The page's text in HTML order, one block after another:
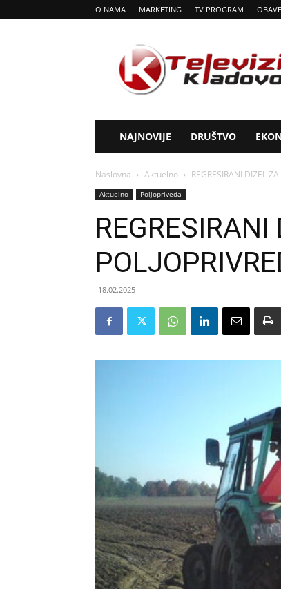
O NAMA MARKETING TV PROGRAM
Tv
Kladovo
NAJNOVIJE DRUŠTVO
Naslovna Aktuelno REGRESIRANI DIZEL
Aktuelno Poljopriveda
18.02.2025